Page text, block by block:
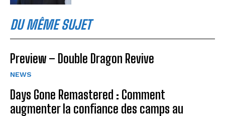
DU MÊME SUJET
Preview – Double Dragon Revive
NEWS
Days Gone Remastered : Comment
augmenter la confiance des camps au